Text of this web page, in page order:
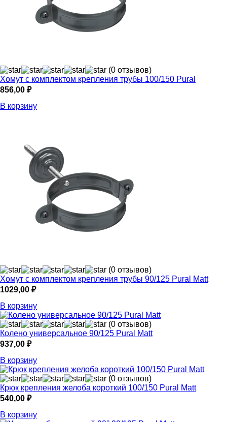
(0 отзывов)
Хомут с комплектом крепления трубы 100/150 Pural
856,00 ₽
В корзину
(0 отзывов)
Хомут с комплектом крепления трубы 90/125 Pural Matt
1029,00 ₽
В корзину
(0 отзывов)
Колено универсальное 90/125 Pural Matt
937,00 ₽
В корзину
(0 отзывов)
Крюк крепления желоба короткий 100/150 Pural Matt
540,00 ₽
В корзину